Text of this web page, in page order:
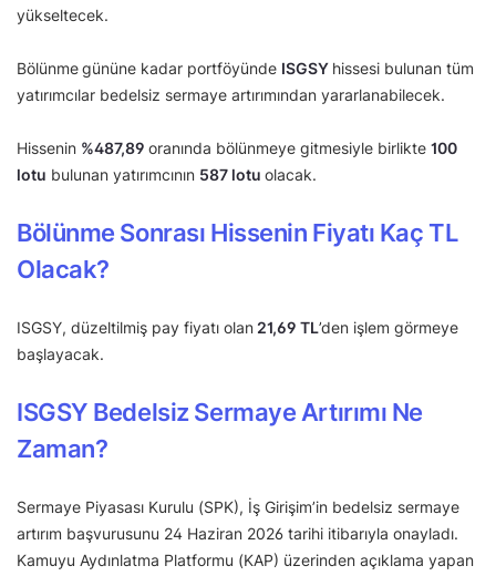
yükseltecek.
Bölünmegününe kadar portföyünde ISGSY hissesi bulunan tüm
yatırımcılar bedelsiz sermaye artırımından yararlanabilecek.
Hissenin %487,89 oranında bölünmeye gitmesiyle birlikte 100
lotu bulunan yatırımcının 587 lotu olacak.
Bölünme Sonrası Hissenin Fiyatı Kaç TL
Olacak?
ISGSY, düzeltilmiş pay fiyatı olan 21,69 TL’den işlem görmeye
başlayacak.
ISGSY Bedelsiz Sermaye Artırımı Ne
Zaman?
Sermaye Piyasası Kurulu (SPK), İş Girişim’in bedelsiz sermaye
artırım başvurusunu 24 Haziran 2026 tarihi itibarıyla onayladı.
Kamuyu Aydınlatma Platformu (KAP) üzerinden açıklama yapan